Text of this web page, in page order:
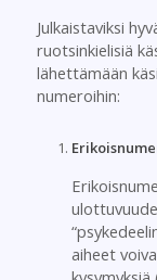
Julkaistaviksi
ruotsinkielisiä
lähettämään
numeroihin:
aiheet